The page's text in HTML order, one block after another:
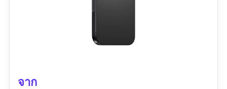
Samsung Galaxy S25 Ultra คือโทรศัพท์กันน้ำที่
จะเป็นสายเกม สายถ่ายรูป หรือสายลุย รุ่นนี้ก็เอา
ท่ามกลางฝน หรือในสถานที่ชื้น
จาก